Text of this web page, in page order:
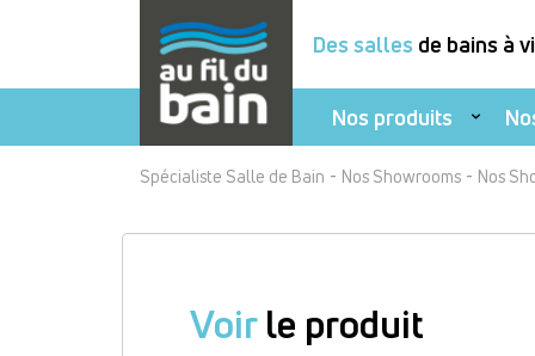
Des salles de bains à
Nos produits
Spécialiste Salle de Bain - Nos Showrooms - Nos
Voirle produit